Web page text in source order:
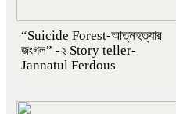
“Suicide Forest-আত্নহত্যার
জংগল” -২ Story teller-
Jannatul Ferdous